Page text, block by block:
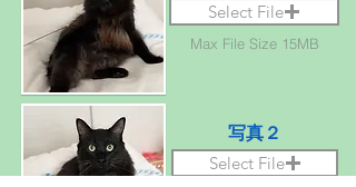
Select File
Max File Size 15MB
写真２
Select File